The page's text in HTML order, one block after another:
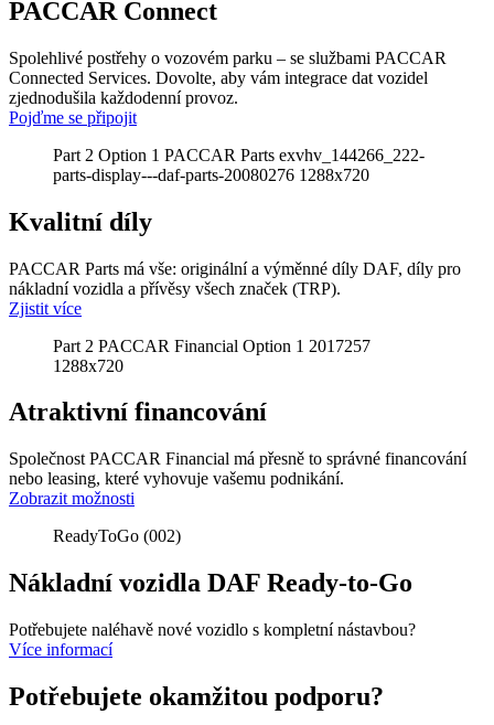
PACCAR Connect
Spolehlivé postřehy o vozovém parku – se službami PACCAR
Connected Services. Dovolte, aby vám integrace dat vozidel
zjednodušila každodenní provoz.
Pojďme se připojit
Part 2 Option 1 PACCAR Parts exvhv_144266_222-
parts-display---daf-parts-20080276 1288x720
Kvalitní díly
PACCAR Parts má vše: originální a výměnné díly DAF, díly pro
nákladní vozidla a přívěsy všech značek (TRP).
Zjistit více
Part 2 PACCAR Financial Option 1 2017257
1288x720
Atraktivní financování
Společnost PACCAR Financial má přesně to správné financování
nebo leasing, které vyhovuje vašemu podnikání.
Zobrazit možnosti
ReadyToGo (002)
Nákladní vozidla DAF Ready-to-Go
Potřebujete naléhavě nové vozidlo s kompletní nástavbou?
Více informací
Potřebujete okamžitou podporu?